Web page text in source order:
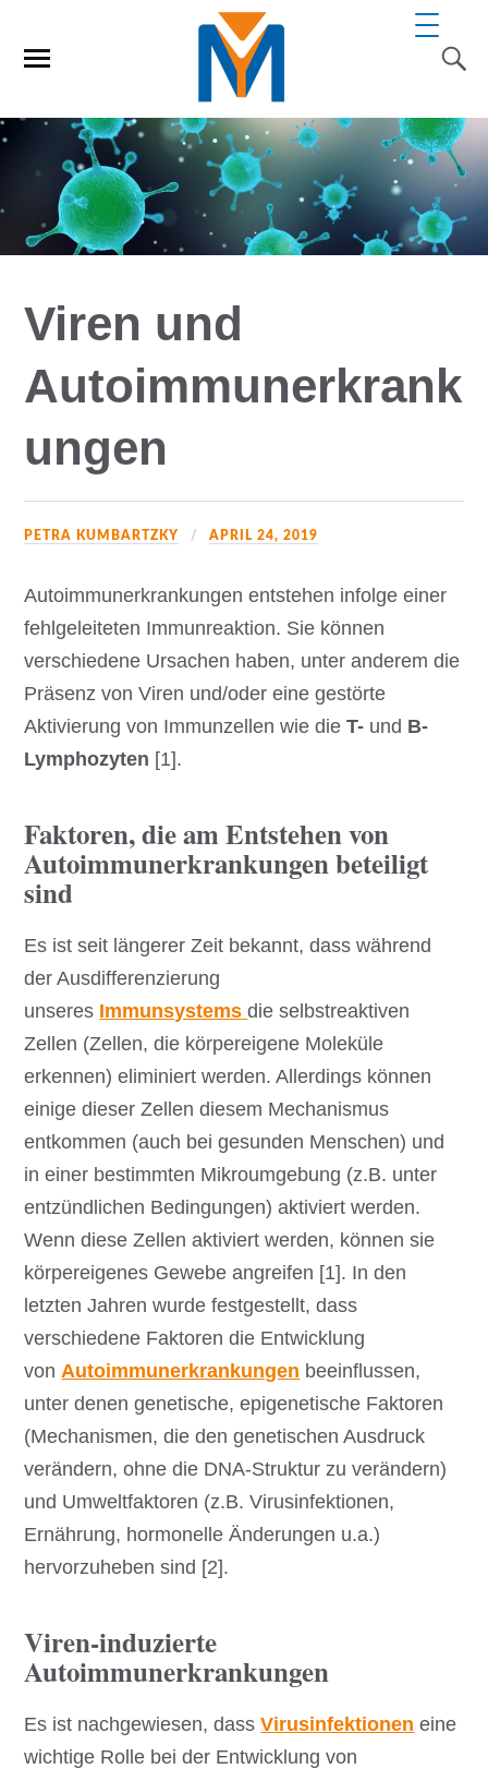
Viren und
Autoimmunerkrank
ungen
PETRA KUMBARTZKY APRIL 24, 2019
Autoimmunerkrankungen entstehen infolge einer
fehlgeleiteten Immunreaktion. Sie können
verschiedene Ursachen haben, unter anderem die
Präsenz von Viren und/oder eine gestörte
Aktivierung von Immunzellen wie dieT- und B-
Lymphozyten [1].
Faktoren, die am Entstehen von
Autoimmunerkrankungen beteiligt
sind
Es ist seit längerer Zeit bekannt, dass während
der Ausdifferenzierung
unseres Immunsystems die selbstreaktiven
Zellen (Zellen, die körpereigene Moleküle
erkennen) eliminiert werden. Allerdings können
einige dieser Zellen diesem Mechanismus
entkommen (auch bei gesunden Menschen) und
in einer bestimmten Mikroumgebung (z.B. unter
entzündlichen Bedingungen) aktiviert werden.
Wenn diese Zellen aktiviert werden, können sie
körpereigenes Gewebe angreifen [1]. In den
letzten Jahren wurde festgestellt, dass
verschiedene Faktoren die Entwicklung
von Autoimmunerkrankungen beeinflussen,
unter denen genetische, epigenetische Faktoren
(Mechanismen, die den genetischen Ausdruck
verändern, ohne die DNA-Struktur zu verändern)
und Umweltfaktoren (z.B. Virusinfektionen,
Ernährung, hormonelle Änderungen u.a.)
hervorzuheben sind [2].
Viren-induzierte
Autoimmunerkrankungen
Es ist nachgewiesen, dassVirusinfektionen eine
wichtige Rolle bei der Entwicklung von